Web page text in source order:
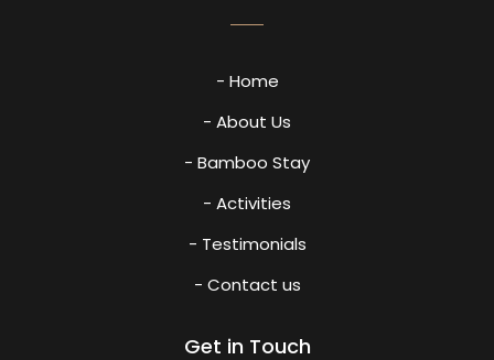
- Home
- About Us
- Bamboo Stay
- Activities
- Testimonials
- Contact us
Get in Touch